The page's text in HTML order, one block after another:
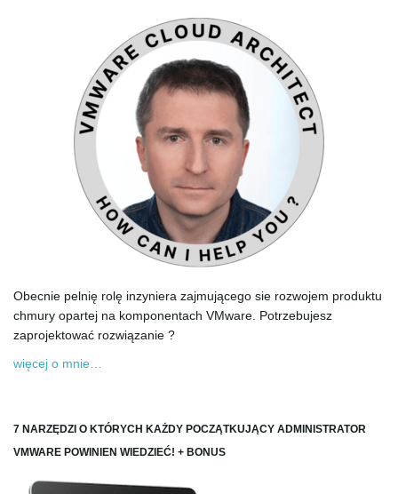
Obecnie pelnię rolę inzyniera zajmującego sie rozwojem produktu
chmury opartej na komponentach VMware. Potrzebujesz
zaprojektować rozwiązanie ?
więcej o mnie…
7 NARZĘDZI O KTÓRYCH KAŻDY POCZĄTKUJĄCY ADMINISTRATOR
VMWARE POWINIEN WIEDZIEĆ! + BONUS